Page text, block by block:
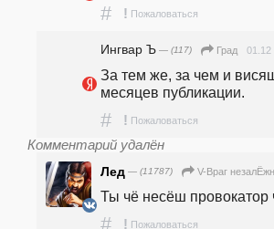
# ! Пожаловаться
Ингвар Ъ — (117) Град 01.12
За тем же, за чем и
месяцев публикации.
# ! Пожаловаться
Комментарий удалён
Лед — (11787) V-Враг
Ты чё несёш
# ! Пожаловаться